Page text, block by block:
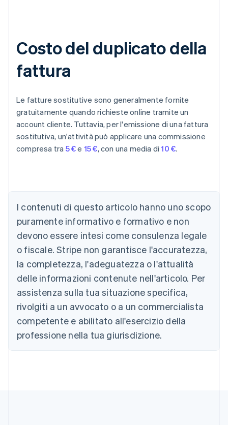
Costo del duplicato della
fattura
Le fatture sostitutive sono generalmente fornite
gratuitamente quando richieste online tramite un
account cliente. Tuttavia, per l'emissione di una fattura
sostitutiva, un'attività può applicare una commissione
compresa tra 5 €e 15 €, con una media di10 €.
I contenuti di questo articolo hanno uno scopo
puramente informativo e formativo e non
devono essere intesi come consulenza legale
o fiscale. Stripe non garantisce l'accuratezza,
la completezza, l'adeguatezza o l'attualità
delle informazioni contenute nell'articolo. Per
assistenza sulla tua situazione specifica,
rivolgiti a un avvocato o a un commercialista
competente e abilitato all'esercizio della
professione nella tua giurisdizione.
Austria
Belgio
Nederlands FrançaisDeutschEnglish
Brasile
Português English
Bulgaria
English
Canada
EnglishFrançais
Cina continentale
简体中文
Cipro
English
Croazia
Danimarca